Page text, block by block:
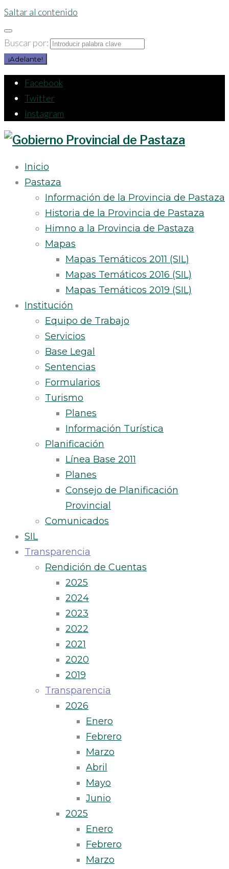
Saltar al contenido
Buscar por:
¡Adelante!
Facebook
Twitter
Instagram
Inicio
Pastaza
Información de la Provincia de Pastaza
Historia de la Provincia de Pastaza
Himno a la Provincia de Pastaza
Mapas
Mapas Temáticos 2011 (SIL)
Mapas Temáticos 2016 (SIL)
Mapas Temáticos 2019 (SIL)
Institución
Equipo de Trabajo
Servicios
Base Legal
Sentencias
Formularios
Turismo
Planes
Información Turística
Planificación
Línea Base 2011
Planes
Consejo de Planificación
Provincial
Comunicados
SIL
Transparencia
Rendición de Cuentas
2025
2024
2023
2022
2021
2020
2019
Transparencia
2026
Enero
Febrero
Marzo
Abril
Mayo
Junio
2025
Enero
Febrero
Marzo